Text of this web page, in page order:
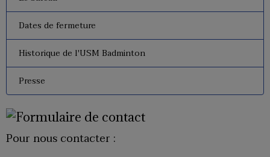
Dates de fermeture
Historique de l'USM Badminton
Presse
Pour nous contacter :